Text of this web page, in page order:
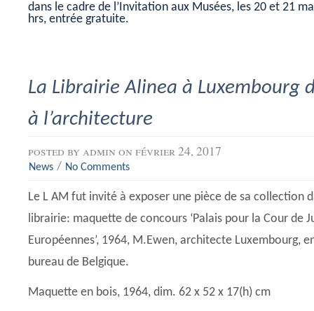
dans le cadre de l’Invitation aux Musées, les 20 et 21
hrs, entrée gratuite.
La Librairie Alinea à Luxembourg
à l’architecture
posted by admin on février 24, 2017
News / No Comments
Le L AM fut invité à exposer une pièce de sa collection
librairie: maquette de concours ‘Palais pour la Cour de
Européennes’, 1964, M.Ewen, architecte Luxembourg,
bureau de Belgique.
Maquette en bois, 1964, dim. 62 x 52 x 17(h) cm